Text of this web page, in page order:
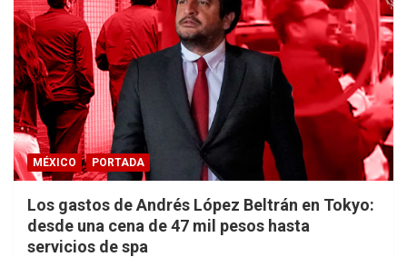
MÉXICO PORTADA
Los gastos de Andrés López Beltrán en Tokyo:
desde una cena de 47 mil pesos hasta
servicios de spa